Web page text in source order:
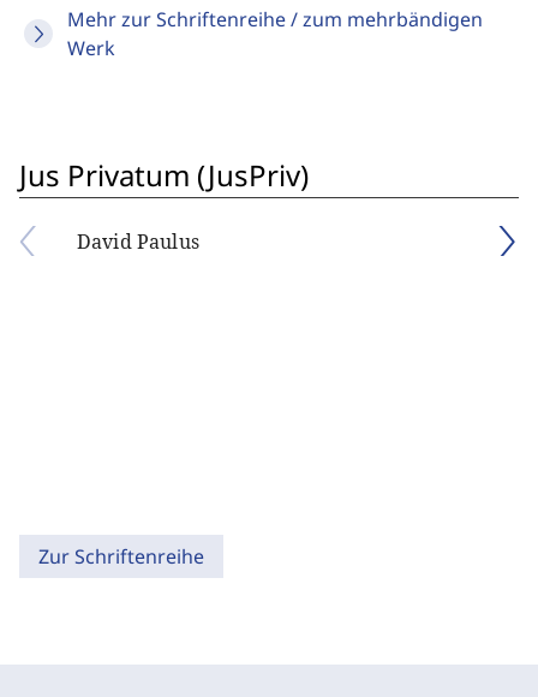
Mehr zur Schriftenreihe / zum mehrbändigen
Werk
Jus Privatum (JusPriv)
David Paulus
Zur Schriftenreihe